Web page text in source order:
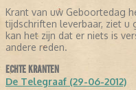
Krant van uw Geboortedag
tijdschriften leverbaar, ziet u
kan het zijn dat er niets is
andere reden.
ECHTE KRANTEN
De Telegraaf (29-06-2012)